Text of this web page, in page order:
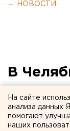
← НОВОСТИ
В
восьми
На сайте
анализа данных
помогают
наших